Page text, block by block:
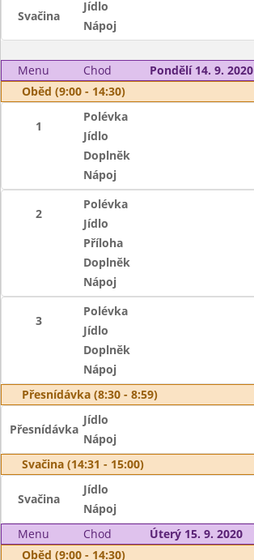
Svačina
Jídlo
Nápoj
Menu Chod
Pondělí 14. 9. 2020
Oběd (9:00 - 14:30)
1
Polévka
Jídlo
Doplněk
Nápoj
2
Polévka
Jídlo
Příloha
Doplněk
Nápoj
3
Polévka
Jídlo
Doplněk
Nápoj
Přesnídávka (8:30 - 8:59)
Přesnídávka
Jídlo
Nápoj
Svačina (14:31 - 15:00)
Svačina
Jídlo
Nápoj
Menu
Chod
Úterý 15. 9. 2020
Oběd (9:00 - 14:30)